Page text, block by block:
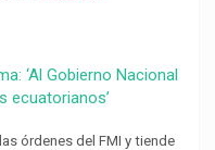
‘Al Gobierno Nacional
ecuatorianos’
órdenes del FMI y tiende